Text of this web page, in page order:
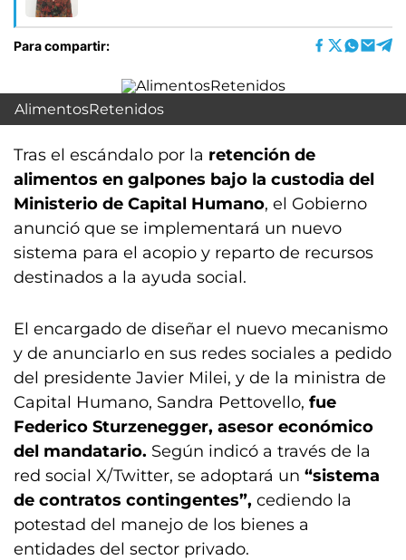
Para compartir:
AlimentosRetenidos
Tras el escándalo por la retención de
alimentos en galpones bajo la custodia del
Ministerio de Capital Humano, el Gobierno
anunció que se implementará un nuevo
sistema para el acopio y reparto de recursos
destinados a la ayuda social.
El encargado de diseñar el nuevo mecanismo
y de anunciarlo en sus redes sociales a pedido
del presidente Javier Milei, y de la ministra de
Capital Humano, Sandra Pettovello, fue
Federico Sturzenegger, asesor económico
del mandatario. Según indicó a través de la
red social X/Twitter, se adoptará un “sistema
de contratos contingentes”, cediendo la
potestad del manejo de los bienes a
entidades del sector privado.